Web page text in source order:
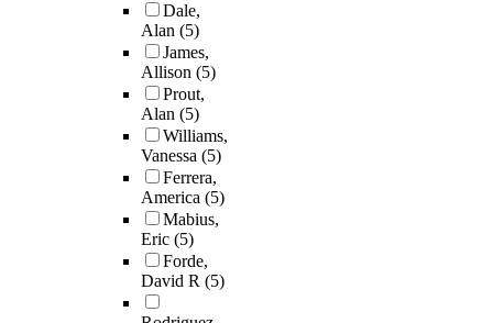
Dale,
Alan (5)
James,
Allison (5)
Prout,
Alan (5)
Williams,
Vanessa (5)
Ferrera,
America (5)
Mabius,
Eric (5)
Forde,
David R (5)